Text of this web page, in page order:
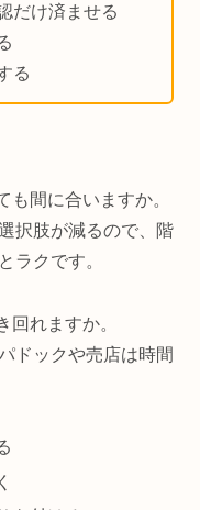
だけ済ませる
る
も間に合いますか。
択肢が減るので、階
ラクです。
回れますか。
ドックや売店は時間